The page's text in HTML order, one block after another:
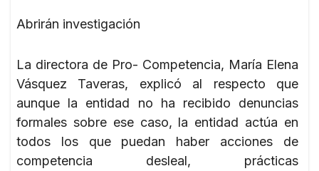
Abrirán investigación
La directora de Pro- Competencia, María Elena
Vásquez Taveras, explicó al respecto que
aunque la entidad no ha recibido denuncias
formales sobre ese caso, la entidad actúa en
todos los que puedan haber acciones de
competencia desleal, prácticas